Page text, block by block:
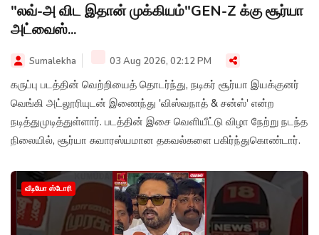
"லவ்-அ விட இதான் முக்கியம்"GEN-Z க்கு சூர்யா
அட்வைஸ்...
Sumalekha 03 Aug 2026, 02:12 PM
கருப்பு படத்தின் வெற்றியைத் தொடர்ந்து, நடிகர் சூர்யா இயக்குனர்
வெங்கி அட்லூரியுடன் இணைந்து 'விஸ்வநாத் & சன்ஸ்' என்ற
நடித்துமுடித்துள்ளார். படத்தின் இசை வெளியீட்டு விழா நேற்று நடந்த
நிலையில், சூர்யா சுவாரஸ்யமான தகவல்களை பகிர்ந்துகொண்டார்.
வீடியோ ஸ்டோரி